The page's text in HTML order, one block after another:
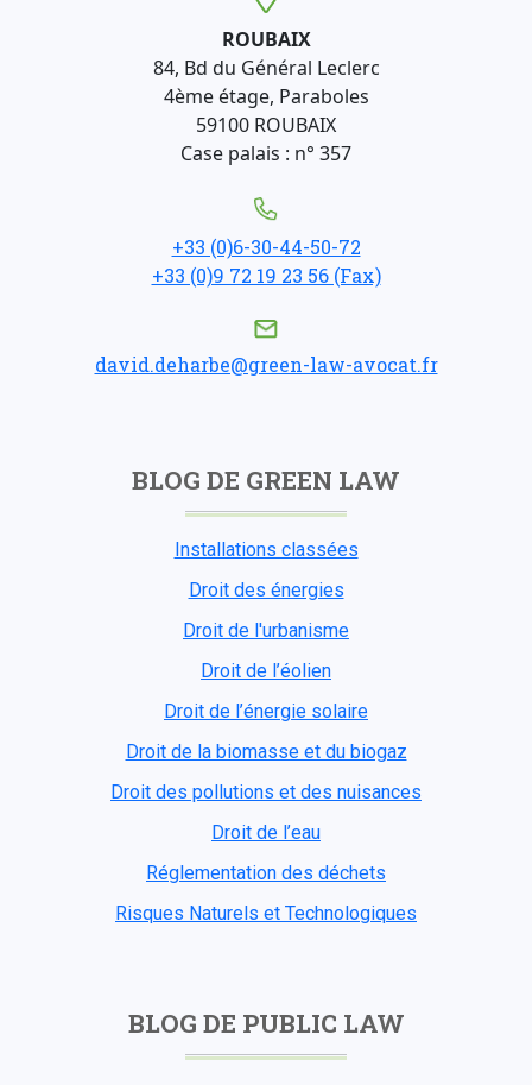
ROUBAIX
84, Bd du Général Leclerc
4ème étage, Paraboles
59100 ROUBAIX
Case palais : n° 357
+33 (0)6-30-44-50-72
+33 (0)9 72 19 23 56 (Fax)
david.deharbe@green-law-avocat.fr
BLOG DE GREEN LAW
Installations classées
Droit des énergies
Droit de l'urbanisme
Droit de l’éolien
Droit de l’énergie solaire
Droit de la biomasse et du biogaz
Droit des pollutions et des nuisances
Droit de l’eau
Réglementation des déchets
Risques Naturels et Technologiques
BLOG DE PUBLIC LAW